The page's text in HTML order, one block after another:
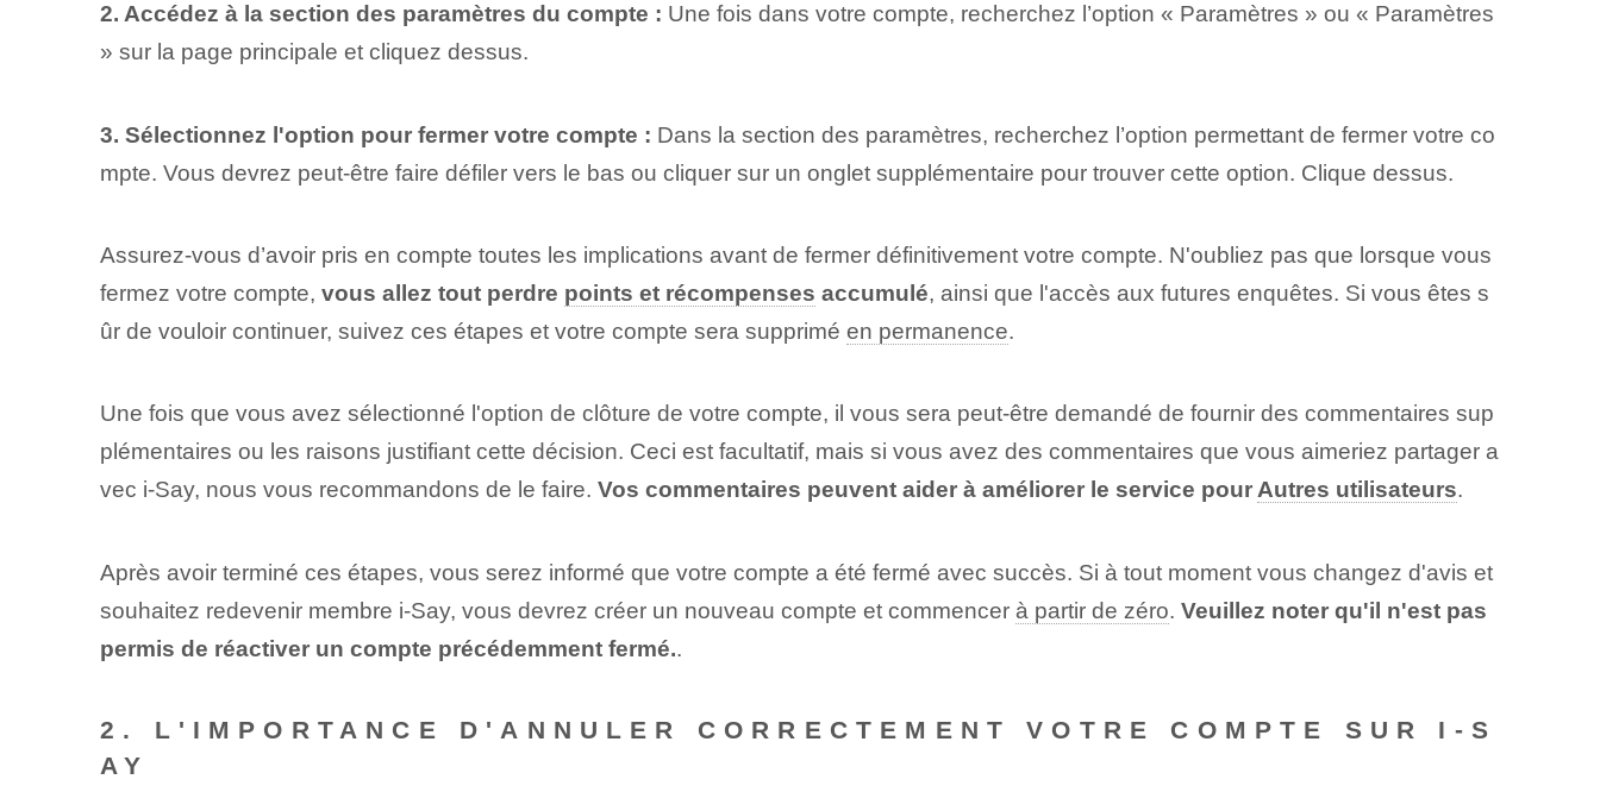
2. Accédez à la section des paramètres du compte : Une fois dans votre compte, recherchez l’option « Paramètres » ou « Paramètres
» sur la page principale et cliquez dessus.
3. Sélectionnez l'option pour fermer votre compte : Dans la section des paramètres, recherchez l’option permettant de fermer votre co
mpte. Vous devrez peut-être faire défiler vers le bas ou cliquer sur un onglet supplémentaire pour trouver cette option. Clique dessus.
Assurez-vous d’avoir pris en compte toutes les implications avant de fermer définitivement votre compte. N'oubliez pas que lorsque vous
fermez votre compte, vous allez tout perdre points et récompenses accumulé, ainsi que l'accès aux futures enquêtes. Si vous êtes s
ûr de vouloir continuer, suivez ces étapes et votre compte sera supprimé en permanence.
Une fois que vous avez sélectionné l'option de clôture de votre compte, il vous sera peut-être demandé de fournir des commentaires sup
plémentaires ou les raisons justifiant cette décision. Ceci est facultatif, mais si vous avez des commentaires que vous aimeriez partager a
vec i-Say, nous vous recommandons de le faire. Vos commentaires peuvent aider à améliorer le service pourAutres utilisateurs.
Après avoir terminé ces étapes, vous serez informé que votre compte a été fermé avec succès. Si à tout moment vous changez d'avis et
souhaitez redevenir membre i-Say, vous devrez créer un nouveau compte et commencer à partir de zéro. Veuillez noter qu'il n'est pas
permis de réactiver un compte précédemment fermé..
2. L'IMPORTANCE D'ANNULER CORRECTEMENT VOTRE COMPTE SUR I-S
AY